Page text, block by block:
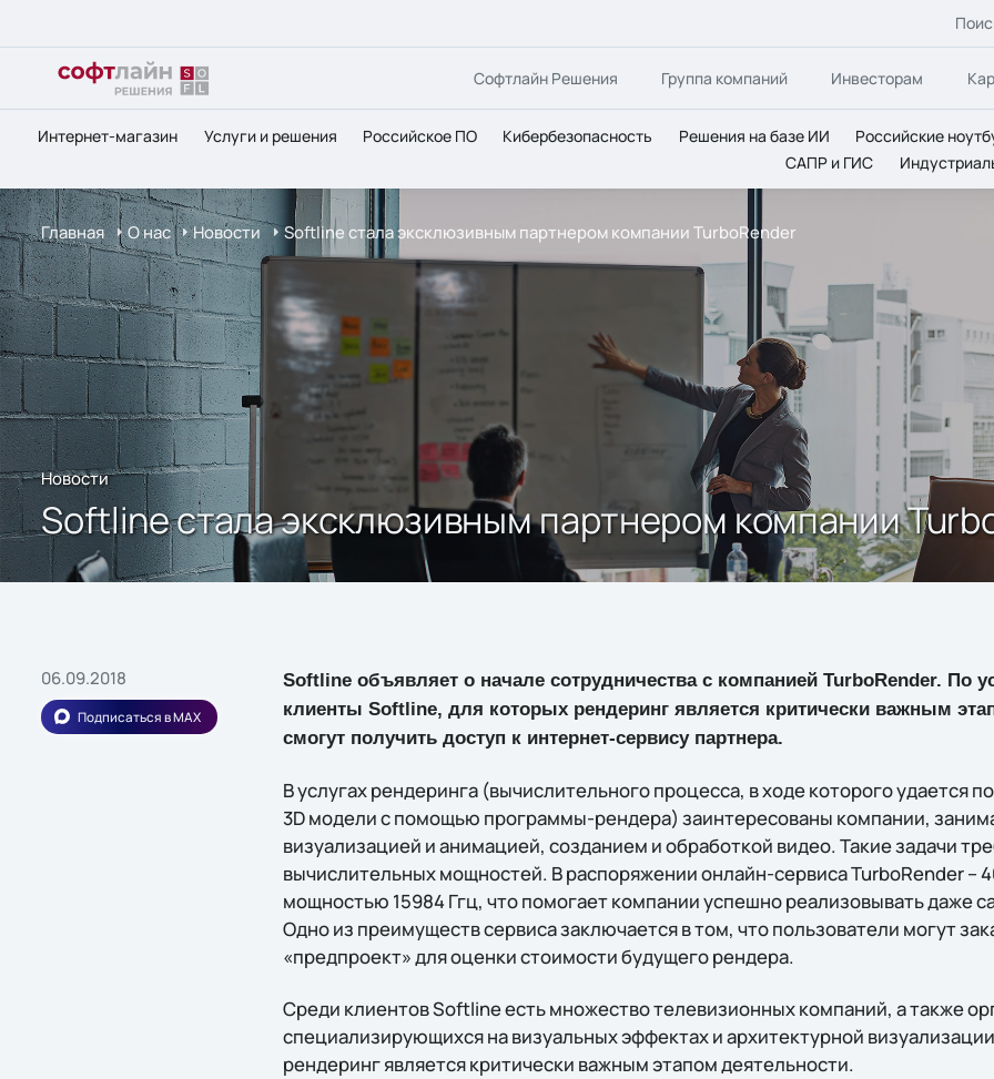
Софтлайн Решения Группа компаний Инвесторам
Интернет-магазин Услуги и решения Российское ПО Кибербезопасность Решения на базе ИИ Российские
САПР и ГИС
Главная О нас Новости Softline стала эксклюзивным партнером компании TurboRender
Новости
Softline стала эксклюзивным партнером компании
06.09.2018
Подписаться в MAX
Softline объявляет о начале сотрудничества с компанией TurboRender. По
клиенты Softline, для которых рендеринг является критически важным
смогут получить доступ к интернет-сервису партнера.
В услугах рендеринга (вычислительного процесса, в ходе которого удается
3D модели с помощью программы-рендера) заинтересованы компании,
визуализацией и анимацией, созданием и обработкой видео. Такие задачи
вычислительных мощностей. В распоряжении онлайн-сервиса TurboRender –
мощностью 15984 Ггц, что помогает компании успешно реализовывать даже
Одно из преимуществ сервиса заключается в том, что пользователи могут
«предпроект» для оценки стоимости будущего рендера.
Среди клиентов Softline есть множество телевизионных компаний, а также
специализирующихся на визуальных эффектах и архитектурной
рендеринг является критически важным этапом деятельности.